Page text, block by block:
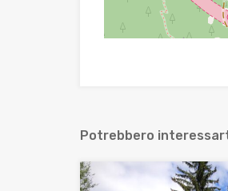
Potrebbero